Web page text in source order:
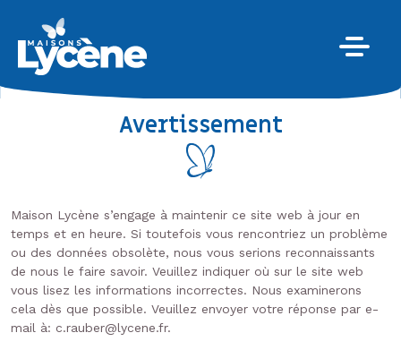
Avertissement
Maison Lycène s’engage à maintenir ce site web à jour en
temps et en heure. Si toutefois vous rencontriez un problème
ou des données obsolète, nous vous serions reconnaissants
de nous le faire savoir. Veuillez indiquer où sur le site web
vous lisez les informations incorrectes. Nous examinerons
cela dès que possible. Veuillez envoyer votre réponse par e-
mail à: c.rauber@lycene.fr.